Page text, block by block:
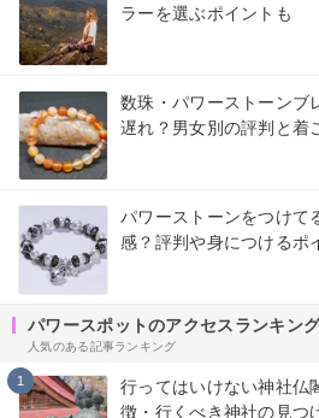
ラーを選ぶポイントも
数珠・パワーストーンブ
遅れ？男女別の評判と着
パワーストーンをつけて
感？評判や身につけるポ
パワースポットのアクセスランキン
人気のある記事ランキング
1
行ってはいけない神社仏
徴・行くべき神社の見つ